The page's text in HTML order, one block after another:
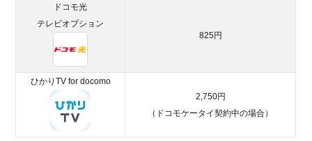
2.3.
お得
な窓
口か
ら申
し込
みす
ドコモ光
テレビオプション
825円
ひかりTV for docomo
2,750円
（ドコモケータイ契約中の場合）